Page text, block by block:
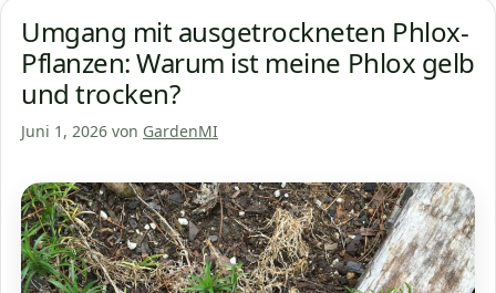
Umgang mit ausgetrockneten Phlox-
Pflanzen: Warum ist meine Phlox gelb
und trocken?
Juni 1, 2026 von GardenMI